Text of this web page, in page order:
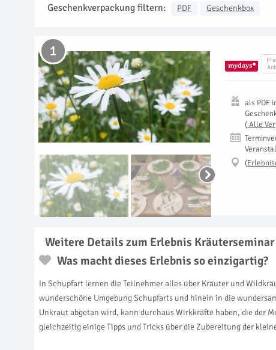
Geschenkverpackung filtern: PDF Geschenkbox
1
als PDF
( Alle
(
Weitere Details zum Erlebnis
Was macht dieses Erlebnis so einzigartig?
In Schupfart lernen die Teilnehmer alles über Kräuter und
wunderschöne Umgebung Schupfarts und hinein in die
Unkraut abgetan wird, kann durchaus Wirkkräfte haben, die der
gleichzeitig einige Tipps und Tricks über die Zubereitung der